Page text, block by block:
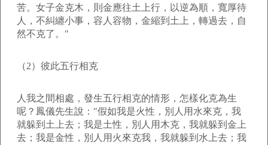
苦。女子金克木，則金應往土上行，以逆為順，寬厚待
人，不糾纏小事，容人容物，金縮到土上，轉過去，自
然不克了。"
（2）彼此五行相克
人我之間相處，發生五行相克的情形，怎樣化克為生
呢？鳳儀先生說："假如我是火性，別人用水來克，我
就躲到土上去；我是土性，別人用木克，我就躲到金上
去；我是金性，別人用火來克我，我就躲到水上去；我